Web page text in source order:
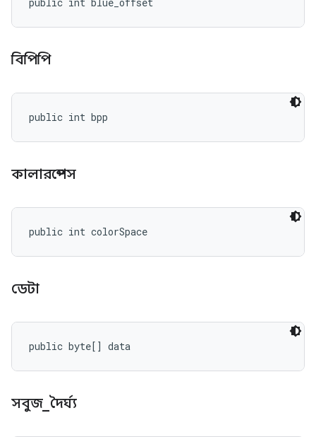
বিপিপি
public int bpp
কালারস্পেস
public int colorSpace
ডেটা
public byte[] data
সবুজ_ দৈর্ঘ্য